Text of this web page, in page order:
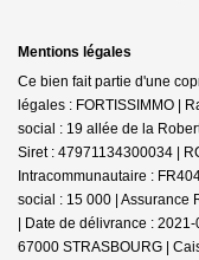
Mentions légales
Ce bien fait partie d'une
légales : FORTISSIMMO |
social : 19 allée de la
Siret : 47971134300034 |
Intracommunautaire :
social : 15 000 | Assurance
| Date de délivrance :
67000 STRASBOURG |